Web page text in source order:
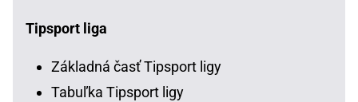
Tipsport liga
Základná časť Tipsport ligy
Tabuľka Tipsport ligy